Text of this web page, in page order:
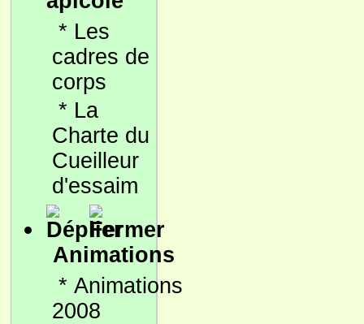
* Les
cadres de
corps
* La
Charte du
Cueilleur
d'essaim
Animations
* Animations
2008